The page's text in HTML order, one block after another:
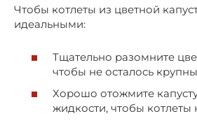
Чтобы котлеты из цветной
идеальными:
Тщательно разомните
чтобы не осталось
Хорошо отожмите
жидкости, чтобы котлеты